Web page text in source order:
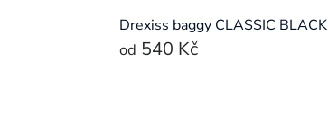
Drexiss baggy CLASSIC BLACK
od 540 Kč